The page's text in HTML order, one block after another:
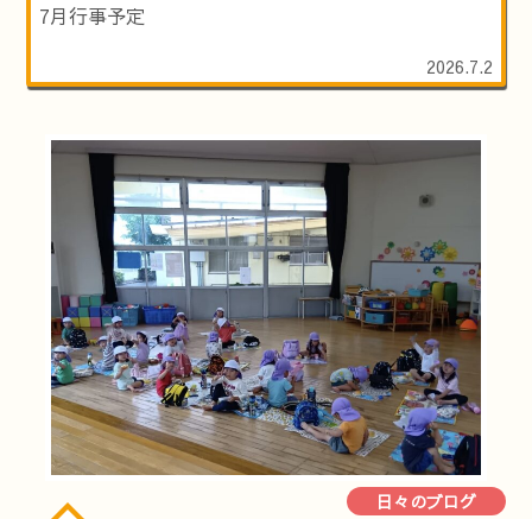
7月行事予定
2026.7.2
日々のブログ